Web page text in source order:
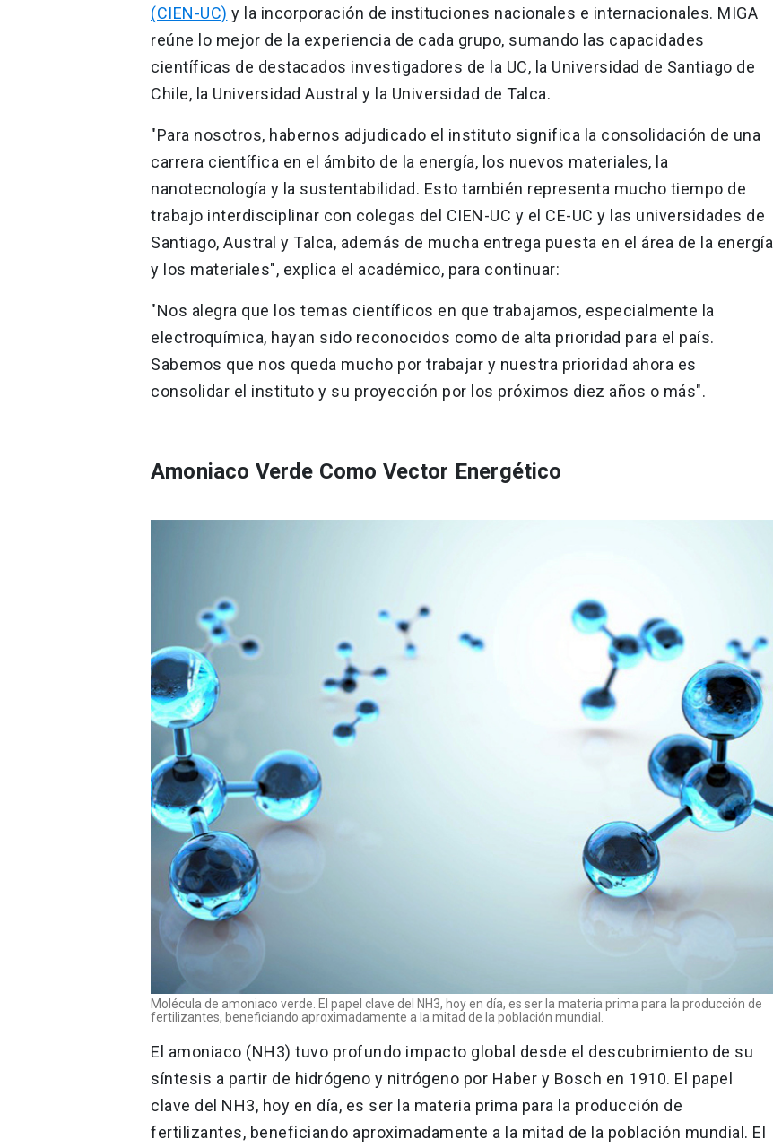
(CIEN-UC) y la incorporación de instituciones nacionales e internacionales. MIGA
reúne lo mejor de la experiencia de cada grupo, sumando las capacidades
científicas de destacados investigadores de la UC, la Universidad de Santiago de
Chile, la Universidad Austral y la Universidad de Talca.
"Para nosotros, habernos adjudicado el instituto significa la consolidación de una
carrera científica en el ámbito de la energía, los nuevos materiales, la
nanotecnología y la sustentabilidad. Esto también representa mucho tiempo de
trabajo interdisciplinar con colegas del CIEN-UC y el CE-UC y las universidades de
Santiago, Austral y Talca, además de mucha entrega puesta en el área de la energía
y los materiales", explica el académico, para continuar:
"Nos alegra que los temas científicos en que trabajamos, especialmente la
electroquímica, hayan sido reconocidos como de alta prioridad para el país.
Sabemos que nos queda mucho por trabajar y nuestra prioridad ahora es
consolidar el instituto y su proyección por los próximos diez años o más".
Amoniaco Verde Como Vector Energético
Molécula de amoniaco verde. El papel clave del NH3, hoy en día, es ser la materia prima para la producción de
fertilizantes, beneficiando aproximadamente a la mitad de la población mundial.
El amoniaco (NH3) tuvo profundo impacto global desde el descubrimiento de su
síntesis a partir de hidrógeno y nitrógeno por Haber y Bosch en 1910. El papel
clave del NH3, hoy en día, es ser la materia prima para la producción de
fertilizantes, beneficiando aproximadamente a la mitad de la población mundial. El